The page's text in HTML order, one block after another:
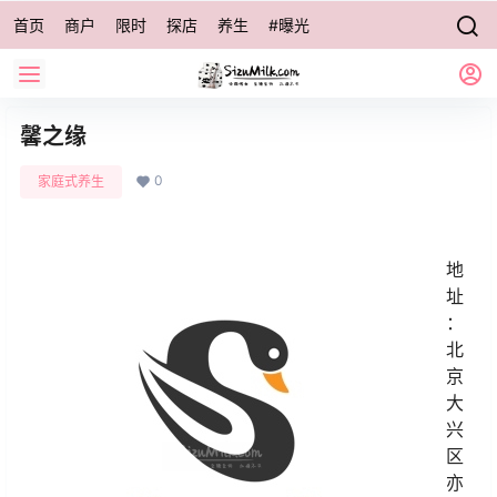
首页 商户 限时 探店 养生 #曝光
馨之缘
家庭式养生 0
地
址
：
北
京
大
兴
区
亦